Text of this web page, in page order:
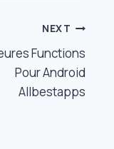
NEXT
Functions
Pour Android
Allbestapps